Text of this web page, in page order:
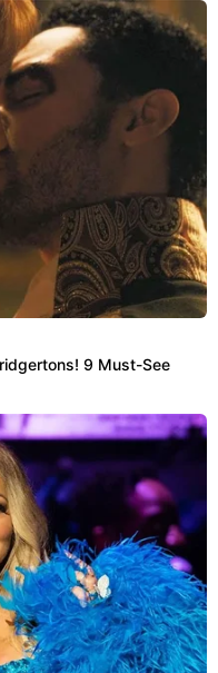
no Brasil, ela tem
principalmente
de Esclerose
brasileiros
A revisão
sclerosis in
review with meta-
revista científica
estimou
por 100 mil
9 Must-See